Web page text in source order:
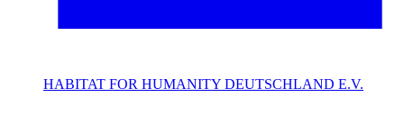
HABITAT FOR HUMANITY DEUTSCHLAND E.V.